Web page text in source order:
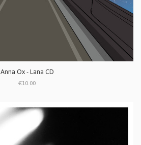
Anna Ox - Lana CD
€10.00